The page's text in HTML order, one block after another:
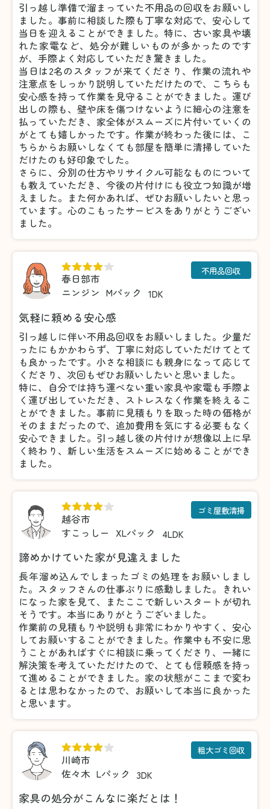
引っ越し準備で溜まっていた不用品の回収をお願いし
ました。事前に相談した際も丁寧な対応で、安心して
当日を迎えることができました。特に、古い家具や壊
れた家電など、処分が難しいものが多かったのです
が、手際よく対応していただき驚きました。
当日は2名のスタッフが来てくださり、作業の流れや
注意点をしっかり説明していただけたので、こちらも
安心感を持って作業を見守ることができました。運び
出しの際も、壁や床を傷つけないように細心の注意を
払っていただき、家全体がスムーズに片付いていくの
がとても嬉しかったです。作業が終わった後には、こ
ちらからお願いしなくても部屋を簡単に清掃していた
だけたのも好印象でした。
さらに、分別の仕方やリサイクル可能なものについて
も教えていただき、今後の片付けにも役立つ知識が増
えました。また何かあれば、ぜひお願いしたいと思っ
ています。心のこもったサービスをありがとうござい
ました。
春日部市
ニンジン Mパック 1DK
不用品回収
気軽に頼める安心感
引っ越しに伴い不用品回収をお願いしました。少量だ
ったにもかかわらず、丁寧に対応していただけてとて
も良かったです。小さな相談にも親身になって応じて
くださり、次回もぜひお願いしたいと思いました。
特に、自分では持ち運べない重い家具や家電も手際よ
く運び出していただき、ストレスなく作業を終えるこ
とができました。事前に見積もりを取った時の価格が
そのままだったので、追加費用を気にする必要もなく
安心できました。引っ越し後の片付けが想像以上に早
く終わり、新しい生活をスムーズに始めることができ
ました。
越谷市
すこっしー
XLパック 4LDK
ゴミ屋敷清掃
諦めかけていた家が見違えました
長年溜め込んでしまったゴミの処理をお願いしまし
た。スタッフさんの仕事ぶりに感動しました。きれい
になった家を見て、またここで新しいスタートが切れ
そうです。本当にありがとうございました。
作業前の見積もりや説明も非常にわかりやすく、安心
してお願いすることができました。作業中も不安に思
うことがあればすぐに相談に乗ってくださり、一緒に
解決策を考えていただけたので、とても信頼感を持っ
て進めることができました。家の状態がここまで変わ
るとは思わなかったので、お願いして本当に良かった
と思います。
川崎市
佐々木 Lパック 3DK
粗大ゴミ回収
家具の処分がこんなに楽だとは！